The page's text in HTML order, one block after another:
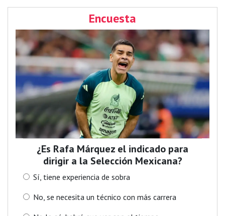
Encuesta
¿Es Rafa Márquez el indicado para
dirigir a la Selección Mexicana?
Sí, tiene experiencia de sobra
No, se necesita un técnico con más carrera